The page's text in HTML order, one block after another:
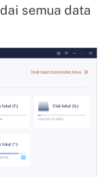
semua data